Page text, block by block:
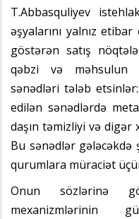
T.Abbasquliyev
əşyalarını yalnız
göstərən satış
qəbzi və məhsulun
sənədləri tələb
edilən sənədlərdə
daşın təmizliyi və digər
Bu sənədlər gələcəkdə
qurumlara müraciət
Onun sözlərinə
mexanizmlərinin